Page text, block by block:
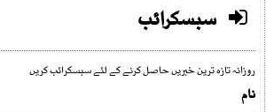
سبسکرائب
روزانہ تازہ ترین خبریں حاصل کرنے کے لئے سبسکرائب کریں
نام